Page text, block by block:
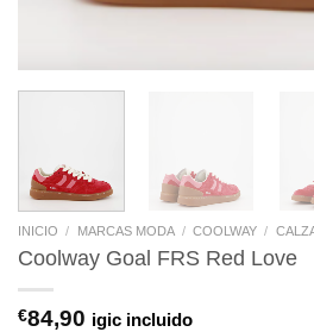
INICIO / MARCAS MODA / COOLWAY /
Coolway Goal FRS Red Love
€84,90 igic incluido